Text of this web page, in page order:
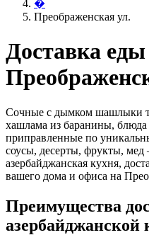
�
Преображенская ул.
Доставка
Сочные с дымком шашлыки
хашлама из баранины,
приправленные по
соусы, десерты, фрукты,
азербайджанская кухня,
вашего дома и офиса на
Преимущества
азербайджанской